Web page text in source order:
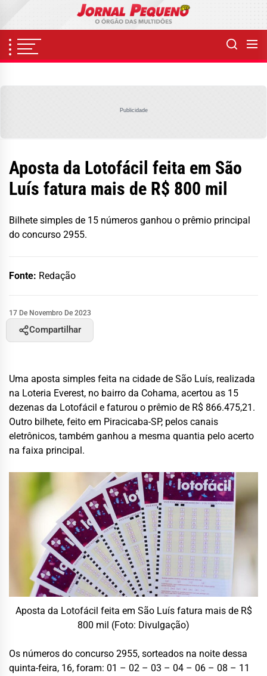
content
Publicidade
Aposta da Lotofácil feita em São
Luís fatura mais de R$ 800 mil
Bilhete simples de 15 números ganhou o prêmio principal
do concurso 2955.
Fonte: Redação
17 De Novembro De 2023
Compartilhar
Uma aposta simples feita na cidade de São Luís, realizada
na Loteria Everest, no bairro da Cohama, acertou as 15
dezenas da Lotofácil e faturou o prêmio de R$ 866.475,21.
Outro bilhete, feito em Piracicaba-SP, pelos canais
eletrônicos, também ganhou a mesma quantia pelo acerto
na faixa principal.
Aposta da Lotofácil feita em São Luís fatura mais de R$
800 mil (Foto: Divulgação)
Os números do concurso 2955, sorteados na noite dessa
quinta-feira, 16, foram: 01 – 02 – 03 – 04 – 06 – 08 – 11